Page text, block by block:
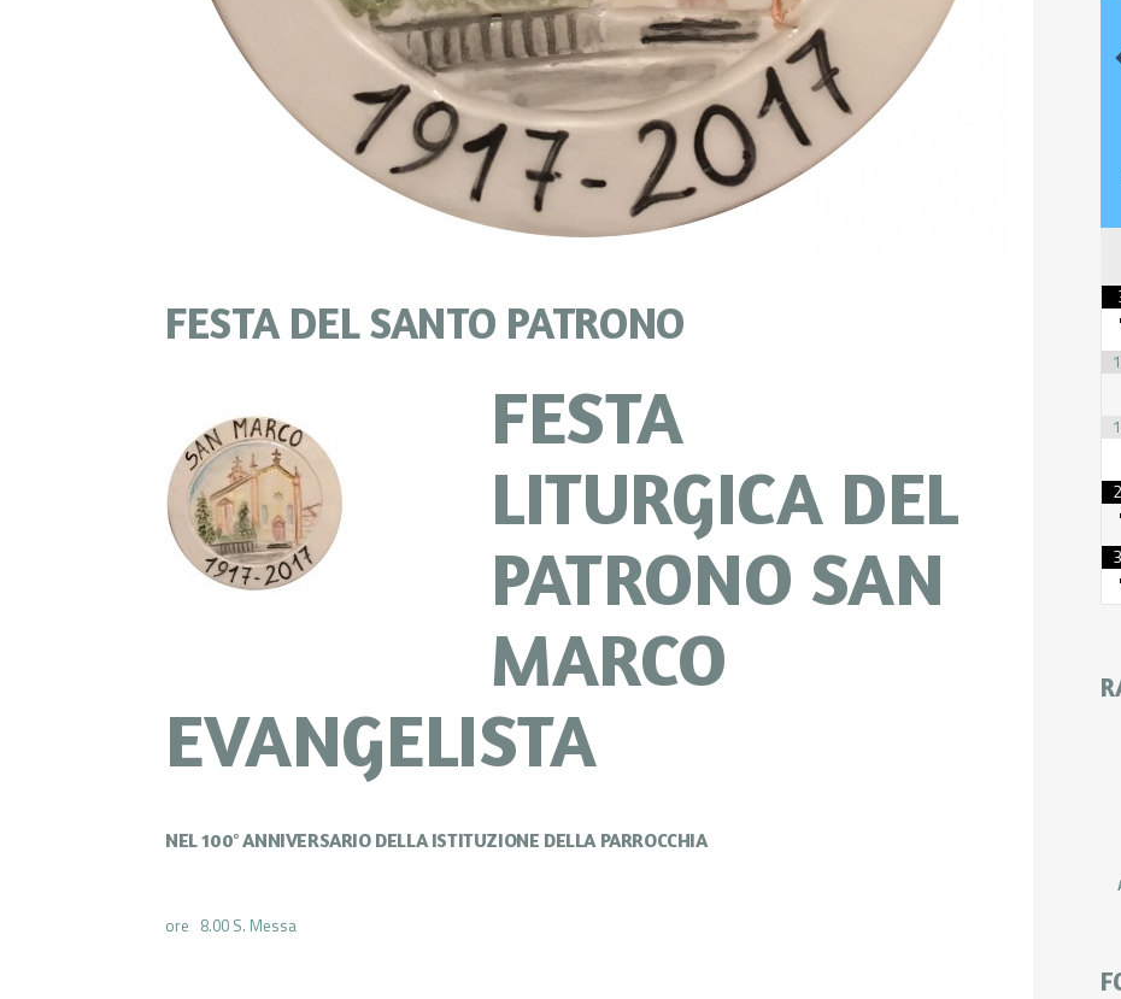
FESTA DEL SANTO PATRONO
FESTA
LITURGICA DEL
PATRONO SAN
MARCO
EVANGELISTA
NEL 100° ANNIVERSARIO DELLA ISTITUZIONE DELLA PARROCCHIA
ore 8.00 S. Messa